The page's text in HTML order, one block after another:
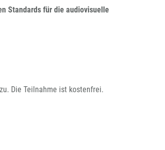
Standards für die audiovisuelle
Die Teilnahme ist kostenfrei.